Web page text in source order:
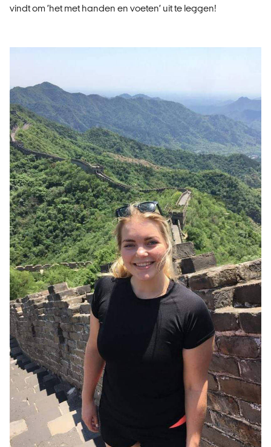
vindt om ’het met handen en voeten’ uit te leggen!